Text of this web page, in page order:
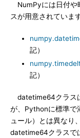
NumPyには日付や
スが用意されています
記）
記）
datetime64クラス
が、Pythonに標準で
ュール）とは異なり
datetime64クラスで